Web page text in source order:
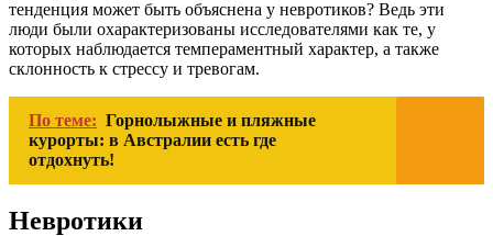
тенденция может быть объяснена у невротиков? Ведь эти
люди были охарактеризованы исследователями как те, у
которых наблюдается темпераментный характер, а также
склонность к стрессу и тревогам.
По теме: Горнолыжные и пляжные
курорты: в Австралии есть где
отдохнуть!
Невротики